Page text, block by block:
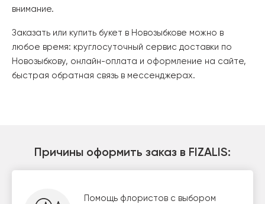
внимание.
Заказать или купить букет в Новозыбкове можно в
любое время: круглосуточный сервис доставки по
Новозыбкову, онлайн-оплата и оформление на сайте,
быстрая обратная связь в мессенджерах.
Причины оформить заказ в FIZALIS:
Помощь флористов с выбором